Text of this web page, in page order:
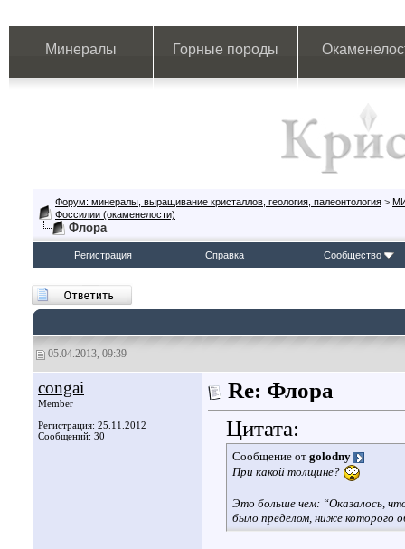
Минералы Горные породы
Форум: минералы, выращивание кристаллов, геология, палеонтология >
Фоссилии (окаменелости)
Флора
Регистрация Справка Сообщество
05.04.2013, 09:39
congai
Member
Регистрация: 25.11.2012
Сообщений: 30
Re: Флора
Цитата:
Сообщение от golodny
При какой толщине?
Это больше чем: “Оказалось,
было пределом, ниже которого